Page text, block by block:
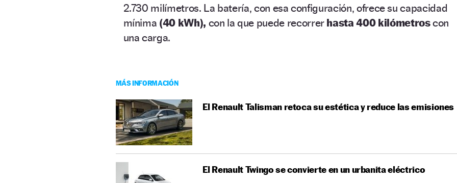
2.730 milímetros. La batería, con esa configuración, ofrece su capacidad
mínima (40 kWh), con la que puede recorrer hasta 400 kilómetroscon
una carga.
MÁS INFORMACIÓN
El Renault Talisman retoca su estética y reduce las emisiones
El Renault Twingo se convierte en un urbanita eléctrico